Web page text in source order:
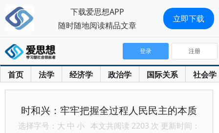
首页 法学 经济学 政治学 国际关系 社会学
登录 注册
时和兴：牢牢把握全过程人民民主的本质
选择字号： 大 中 小 本文共阅读 2203 次 更新时间：
下载爱思想APP
随时随地阅读精品文章
立即下载